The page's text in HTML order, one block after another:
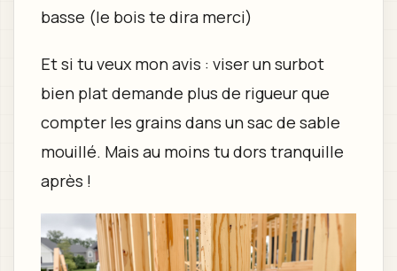
basse (le bois te dira merci)
Et si tu veux mon avis : viser un surbot
bien plat demande plus de rigueur que
compter les grains dans un sac de sable
mouillé. Mais au moins tu dors tranquille
après !